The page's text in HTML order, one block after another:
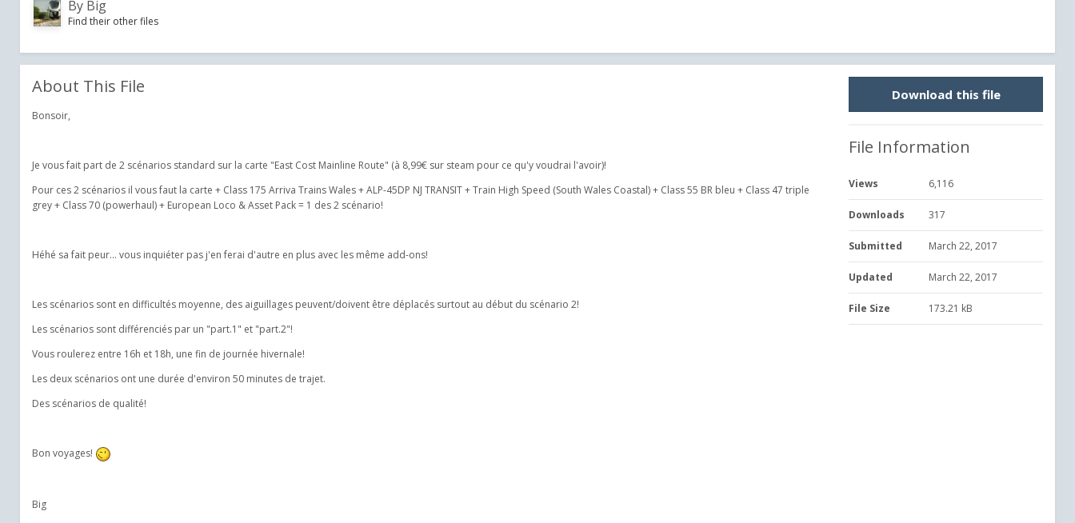
By Big
Find their other files
About This File
Bonsoir,
Je vous fait part de 2 scénarios standard sur la carte "East Cost Mainline Route" (à 8,99€ sur steam pour ce qu'y voudrai l'avoir)!
Pour ces 2 scénarios il vous faut la carte + Class 175 Arriva Trains Wales + ALP-45DP NJ TRANSIT + Train High Speed (South Wales Coastal) + Class 55 BR bleu + Class 47 triple
grey + Class 70 (powerhaul) + European Loco & Asset Pack = 1 des 2 scénario!
Héhé sa fait peur... vous inquiéter pas j'en ferai d'autre en plus avec les même add-ons!
Les scénarios sont en difficultés moyenne, des aiguillages peuvent/doivent être déplacés surtout au début du scénario 2!
Les scénarios sont différenciés par un "part.1" et "part.2"!
Vous roulerez entre 16h et 18h, une fin de journée hivernale!
​Les deux scénarios ont une durée d'environ 50 minutes de trajet.
​Des scénarios de qualité!
Bon voyages!
Big
Download this file
File Information
Views 6,116
Downloads 317
Submitted March 22, 2017
Updated March 22, 2017
File Size 173.21 kB